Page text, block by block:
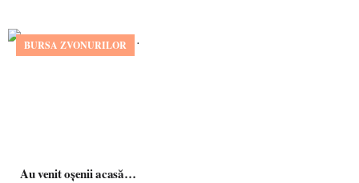
BURSA ZVONURILOR
Au venit oșenii acasă…